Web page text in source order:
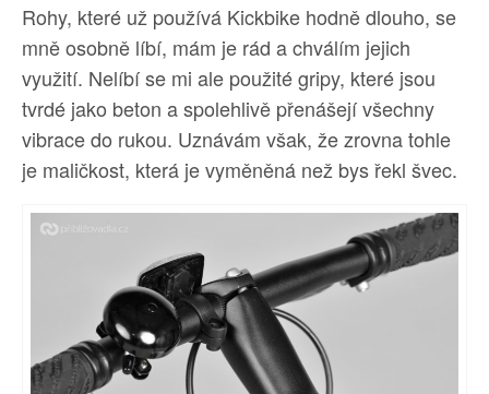
Rohy, které už používá Kickbike hodně dlouho, se
mně osobně líbí, mám je rád a chválím jejich
využití. Nelíbí se mi ale použité gripy, které jsou
tvrdé jako beton a spolehlivě přenášejí všechny
vibrace do rukou. Uznávám však, že zrovna tohle
je maličkost, která je vyměněná než bys řekl švec.